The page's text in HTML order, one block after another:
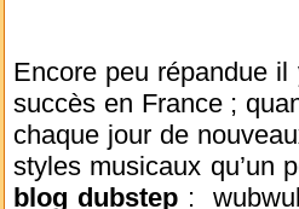
Encore peu répandue
succès en France ;
chaque jour de
styles musicaux qu’un
blog dubstep: